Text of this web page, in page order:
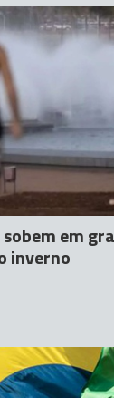
em
inverno